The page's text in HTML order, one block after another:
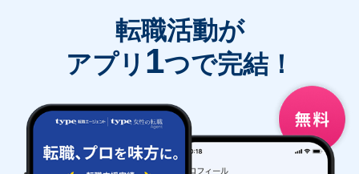
転職活動が
アプリ 1つで完結！